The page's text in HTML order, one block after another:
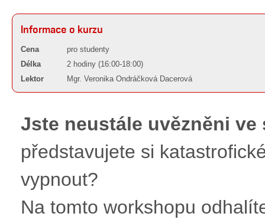
Informace o kurzu
Cena
pro studenty
Délka
2 hodiny (16:00-18:00)
Lektor
Mgr. Veronika Ondráčková Dacerová
Jste neustále uvězněni
představujete si
vypnout?
Na tomto workshopu